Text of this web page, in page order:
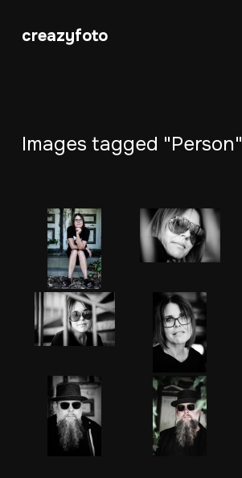
creazyfoto
Images tagged "Person"